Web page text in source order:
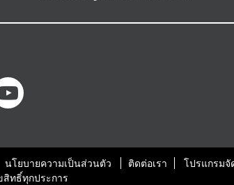
นโยบายความเป็นส่วนตัว ติดต่อเรา
โปรแกรมจั
สิทธิ์ทุกประการ